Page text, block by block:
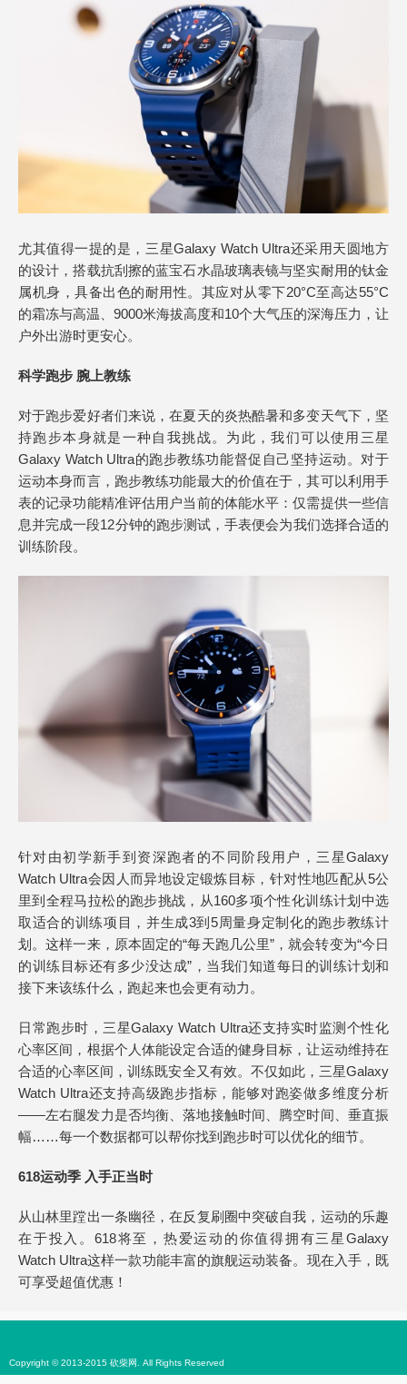
尤其值得一提的是，三星Galaxy Watch Ultra还采用天圆地方
的设计，搭载抗刮擦的蓝宝石水晶玻璃表镜与坚实耐用的钛金
属机身，具备出色的耐用性。其应对从零下20°C至高达55°C
的霜冻与高温、9000米海拔高度和10个大气压的深海压力，让
户外出游时更安心。
科学跑步 腕上教练
对于跑步爱好者们来说，在夏天的炎热酷暑和多变天气下，坚
持跑步本身就是一种自我挑战。为此，我们可以使用三星
Galaxy Watch Ultra的跑步教练功能督促自己坚持运动。对于
运动本身而言，跑步教练功能最大的价值在于，其可以利用手
表的记录功能精准评估用户当前的体能水平：仅需提供一些信
息并完成一段12分钟的跑步测试，手表便会为我们选择合适的
训练阶段。
针对由初学新手到资深跑者的不同阶段用户，三星Galaxy
Watch Ultra会因人而异地设定锻炼目标，针对性地匹配从5公
里到全程马拉松的跑步挑战，从160多项个性化训练计划中选
取适合的训练项目，并生成3到5周量身定制化的跑步教练计
划。这样一来，原本固定的“每天跑几公里”，就会转变为“今日
的训练目标还有多少没达成”，当我们知道每日的训练计划和
接下来该练什么，跑起来也会更有动力。
日常跑步时，三星Galaxy Watch Ultra还支持实时监测个性化
心率区间，根据个人体能设定合适的健身目标，让运动维持在
合适的心率区间，训练既安全又有效。不仅如此，三星Galaxy
Watch Ultra还支持高级跑步指标，能够对跑姿做多维度分析
——左右腿发力是否均衡、落地接触时间、腾空时间、垂直振
幅……每一个数据都可以帮你找到跑步时可以优化的细节。
618运动季 入手正当时
从山林里蹚出一条幽径，在反复刷圈中突破自我，运动的乐趣
在于投入。618将至，热爱运动的你值得拥有三星Galaxy
Watch Ultra这样一款功能丰富的旗舰运动装备。现在入手，既
可享受超值优惠！
Copyright © 2013-2015 砍柴网. All Rights Reserved